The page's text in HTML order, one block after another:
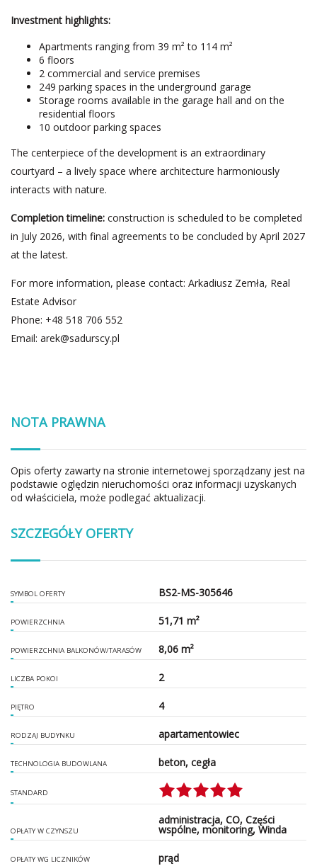
Investment highlights:
Apartments ranging from 39 m² to 114 m²
6 floors
2 commercial and service premises
249 parking spaces in the underground garage
Storage rooms available in the garage hall and on the
residential floors
10 outdoor parking spaces
The centerpiece of the development is an extraordinary
courtyard – a lively space where architecture harmoniously
interacts with nature.
Completion timeline: construction is scheduled to be completed
in July 2026, with final agreements to be concluded by April 2027
at the latest.
For more information, please contact: Arkadiusz Zemła, Real
Estate Advisor
Phone: +48 518 706 552
Email: arek@sadurscy.pl
NOTA PRAWNA
Opis oferty zawarty na stronie internetowej sporządzany jest na
podstawie oględzin nieruchomości oraz informacji uzyskanych
od właściciela, może podlegać aktualizacji.
SZCZEGÓŁY OFERTY
SYMBOL OFERTY BS2-MS-305646
POWIERZCHNIA 51,71 m²
POWIERZCHNIA BALKONÓW/TARASÓW 8,06 m²
LICZBA POKOI 2
PIĘTRO 4
RODZAJ BUDYNKU apartamentowiec
TECHNOLOGIA BUDOWLANA beton, cegła
STANDARD
OPŁATY W CZYNSZU
administracja, CO, Części
wspólne, monitoring, Winda
OPŁATY WG LICZNIKÓW prąd